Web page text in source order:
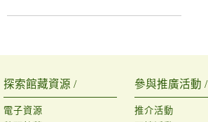
探索館藏資源 /
電子資源
參與推廣活動 /
推介活動